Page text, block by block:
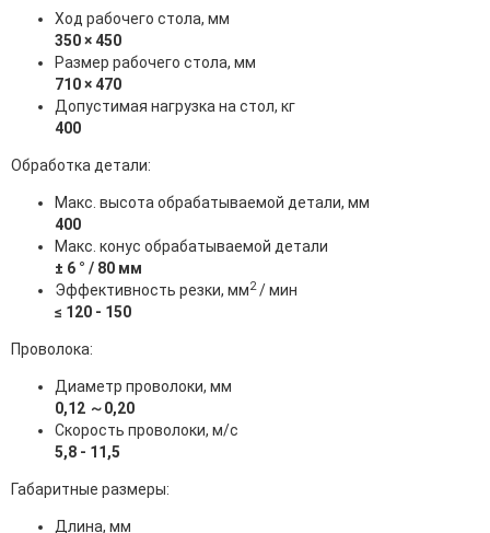
Ход рабочего стола, мм
350 × 450
Размер рабочего стола, мм
710 × 470
Допустимая нагрузка на стол, кг
400
Обработка детали:
Макс. высота обрабатываемой детали, мм
400
Макс. конус обрабатываемой детали
± 6 ° / 80 мм
Эффективность резки, мм2/ мин
≤ 120 - 150
Проволока:
Диаметр проволоки, мм
0,12 ～0,20
Скорость проволоки, м/с
5,8 - 11,5
Габаритные размеры:
Длина, мм